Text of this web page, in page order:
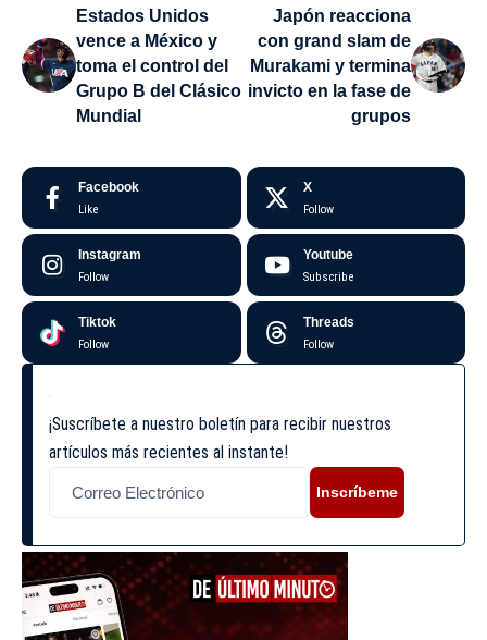
Estados Unidos
vence a México y
toma el control del
Grupo B del Clásico
Mundial
Japón reacciona
con grand slam de
Murakami y termina
invicto en la fase de
grupos
Facebook
Like
X
Follow
Instagram
Follow
Youtube
Subscribe
Tiktok
Follow
Threads
Follow
¡Suscríbete a nuestro boletín para recibir nuestros
artículos más recientes al instante!
Inscríbeme